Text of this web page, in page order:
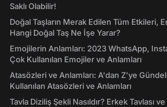
Saklı Olabilir!
Doğal Taşların Merak Edilen Tüm Etkileri,
Hangi Doğal Taş Ne İşe Yarar?
Emojilerin Anlamları: 2023 WhatsApp,
Çok Kullanılan Emojiler ve Anlamları
Atasözleri ve Anlamları: A'dan Z'ye
Kullanılan Atasözleri ve Anlamları
Tavla Diziliş Şekli Nasıldır? Erkek Tavlası